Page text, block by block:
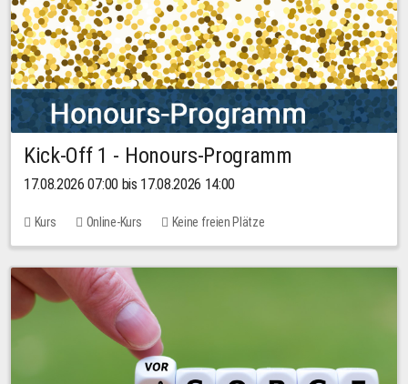
Kick-Off 1 - Honours-Programm
17.08.2026 07:00 bis 17.08.2026 14:00
Kurs Online-Kurs Keine freien Plätze